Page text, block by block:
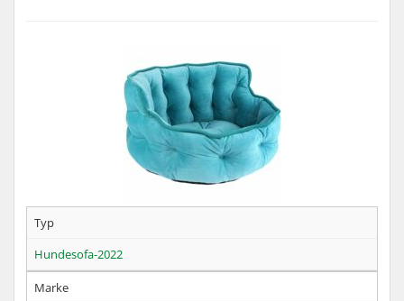
Typ
Hundesofa-2022
Marke